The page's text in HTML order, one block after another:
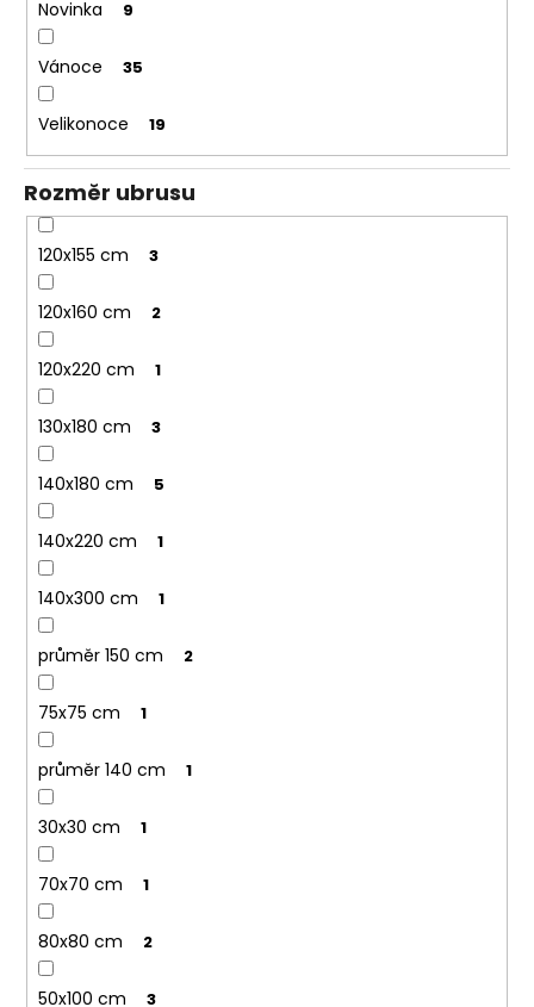
Novinka 9
Vánoce 35
Velikonoce 19
Rozměr ubrusu
120x155 cm 3
120x160 cm 2
120x220 cm 1
130x180 cm 3
140x180 cm 5
140x220 cm 1
140x300 cm 1
průměr 150 cm 2
75x75 cm 1
průměr 140 cm 1
30x30 cm 1
70x70 cm 1
80x80 cm 2
50x100 cm 3